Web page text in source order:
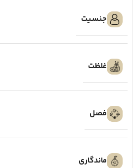
جنسیت
غلظت
فصل
ماندگاری